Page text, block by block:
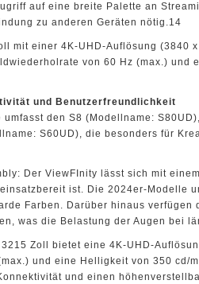
auf eine breite Palette an
zu anderen Geräten nötig.14
mit einer 4K-UHD-Auflösung (3840
von 60 Hz (max.) und
und Benutzerfreundlichkeit
den S8 (Modellname:
S60UD), die besonders für
Der ViewFInity lässt sich mit
ist. Die 2024er-Modelle
Farben. Darüber hinaus verfügen
was die Belastung der Augen bei
Zoll bietet eine 4K-UHD-
und eine Helligkeit von 350 cd/
und einen